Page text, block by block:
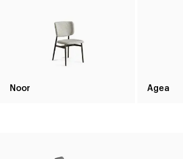
Noor Agea